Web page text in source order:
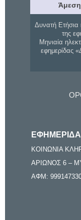
Δυνατή Ετήσια
της
Μηνιαία
εφημερίδας
ΚΟΙΝΩΝΙΑ
ΑΡΙΩΝΟΣ 6 –
ΑΦΜ: